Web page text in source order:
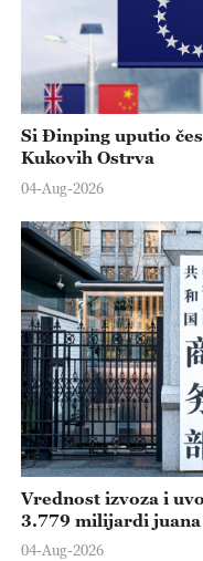
Si Đinping uputio
Kukovih Ostrva
04-Aug-2026
Vrednost izvoza i
3.779 milijardi juana
04-Aug-2026